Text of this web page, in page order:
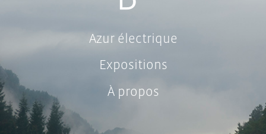
Azur électrique
Expositions
À propos